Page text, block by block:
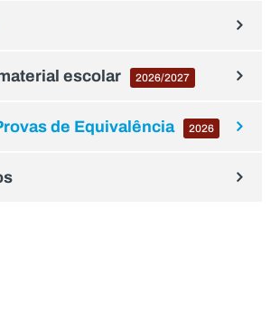
escolar 2026/2027
de Equivalência 2026